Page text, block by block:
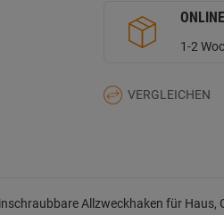
1-2
VERGLEICHEN
Allzweckhaken für